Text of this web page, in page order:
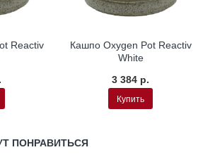
Reactiv
Кашпо Oxygen Pot Reactiv
White
3 384 р.
Купить
ПОНРАВИТЬСЯ